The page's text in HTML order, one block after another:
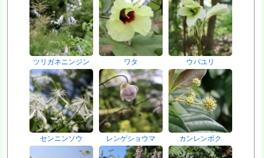
ツリガネニンジン ワタ ウバユリ
センニンソウ レンゲショウマ カンレンボク